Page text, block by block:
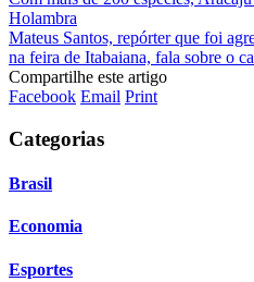
Holambra
Mateus Santos, repórter que foi
na feira de Itabaiana, fala sobre o
Compartilhe este artigo
Facebook Email Print
Categorias
Brasil
Economia
Esportes